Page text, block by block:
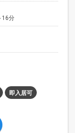
16分
即入居可